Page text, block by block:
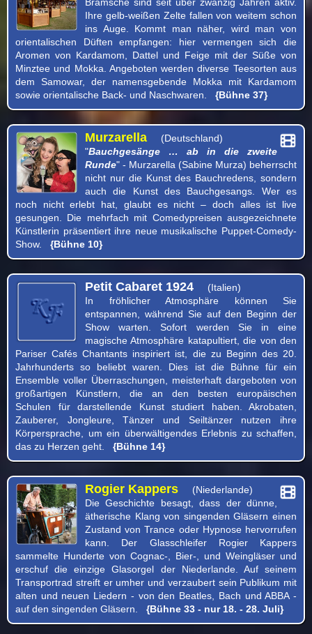
Ihre gelb-weißen Zelte fallen von weitem schon
ins Auge. Kommt man näher, wird man von
orientalischen Düften empfangen: hier vermengen sich die
Aromen von Kardamom, Dattel und Feige mit der Süße von
Minztee und Mokka. Angeboten werden diverse Teesorten aus
dem Samowar, der namensgebende Mokka mit Kardamom
sowie orientalische Back- und Naschwaren. {Bühne 37}
Murzarella
(Deutschland)
"Bauchgesänge … ab in die zweite
Runde" - Murzarella (Sabine Murza) beherrscht
nicht nur die Kunst des Bauchredens, sondern
auch die Kunst des Bauchgesangs. Wer es
noch nicht erlebt hat, glaubt es nicht – doch alles ist live
gesungen. Die mehrfach mit Comedypreisen ausgezeichnete
Künstlerin präsentiert ihre neue musikalische Puppet-Comedy-
Show. {Bühne 10}
Petit Cabaret 1924
(Italien)
In fröhlicher Atmosphäre können Sie
entspannen, während Sie auf den Beginn der
Show warten. Sofort werden Sie in eine
magische Atmosphäre katapultiert, die von den
Pariser Cafés Chantants inspiriert ist, die zu Beginn des 20.
Jahrhunderts so beliebt waren. Dies ist die Bühne für ein
Ensemble voller Überraschungen, meisterhaft dargeboten von
großartigen Künstlern, die an den besten europäischen
Schulen für darstellende Kunst studiert haben. Akrobaten,
Zauberer, Jongleure, Tänzer und Seiltänzer nutzen ihre
Körpersprache, um ein überwältigendes Erlebnis zu schaffen,
das zu Herzen geht. {Bühne 14}
Rogier Kappers
(Niederlande)
Die Geschichte besagt, dass der dünne,
ätherische Klang von singenden Gläsern einen
Zustand von Trance oder Hypnose hervorrufen
kann. Der Glasschleifer Rogier Kappers
sammelte Hunderte von Cognac-, Bier-, und Weingläser und
erschuf die einzige Glasorgel der Niederlande. Auf seinem
Transportrad streift er umher und verzaubert sein Publikum mit
alten und neuen Liedern - von den Beatles, Bach und ABBA -
auf den singenden Gläsern. {Bühne 33 - nur 18. - 28. Juli}